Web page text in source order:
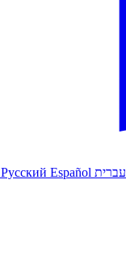
Русский Español עברית